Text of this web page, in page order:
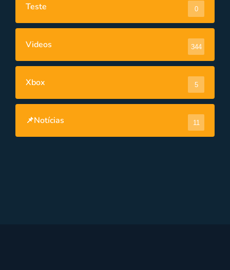
Teste 0
Videos 344
Xbox 5
📌Notícias 11